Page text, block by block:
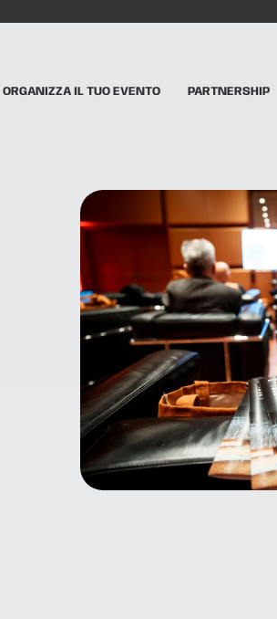
ORGANIZZA IL TUO EVENTO PARTNERSHIP